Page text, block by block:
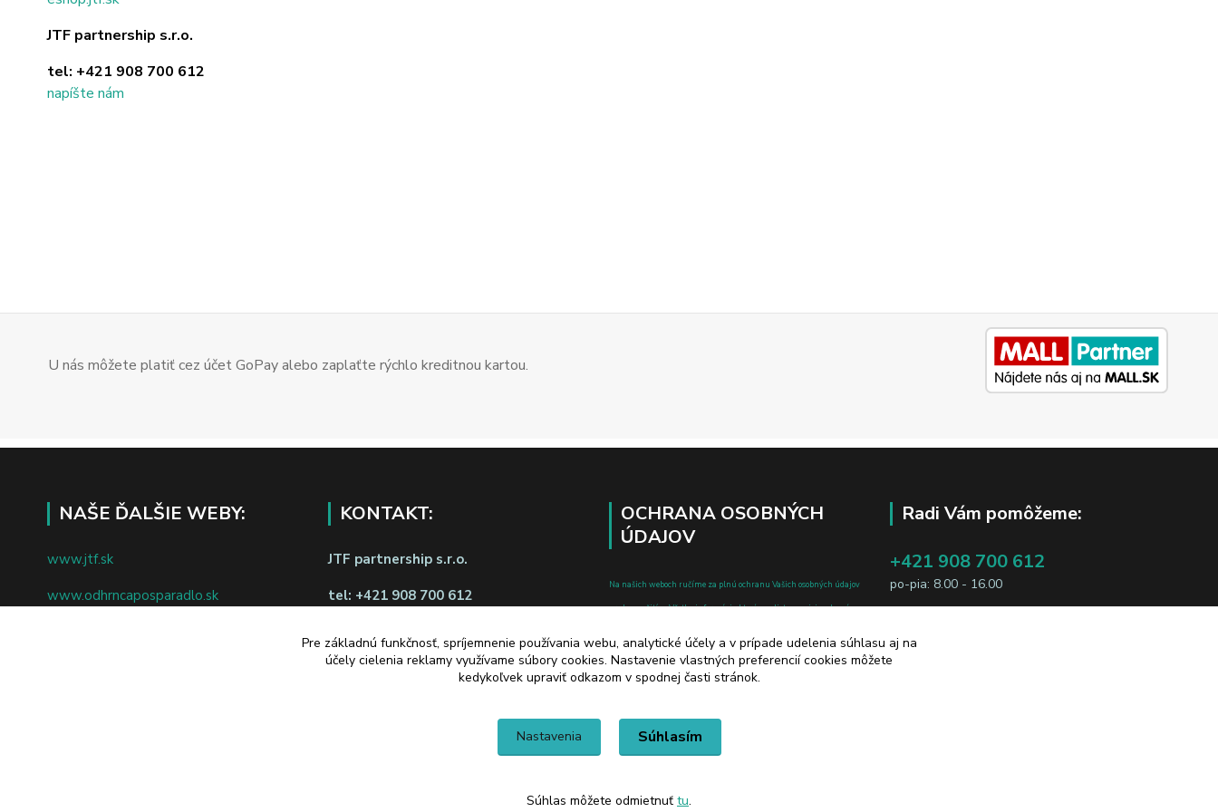
JTF partnership s.r.o.
tel: +421 908 700 612
napíšte nám
U nás môžete platiť cez účet GoPay alebo zaplaťte rýchlo kreditnou kartou.
NAŠE ĎALŠIE WEBY:
www.jtf.sk
www.odhrncaposparadlo.sk
KONTAKT:
JTF partnership s.r.o.
tel: +421 908 700 612
napíšte nám
Odstúpiť od zmluvy tu
OCHRANA OSOBNÝCH
ÚDAJOV
Na našich weboch ručíme za plnú ochranu Vašich osobných údajov
pred zneužitím. Všetky informácie, ktoré uvediete o svojej osobe, sú
a o zmene a doplnení niektorých zákonov.
Radi Vám pomôžeme:
+421 908 700 612
po-pia: 8.00 - 16.00
Pre základnú funkčnosť, spríjemnenie používania webu, analytické účely a v prípade udelenia súhlasu aj na
účely cielenia reklamy využívame súbory cookies. Nastavenie vlastných preferencií cookies môžete
kedykoľvek upraviť odkazom v spodnej časti stránok.
Nastavenia Súhlasím
Súhlas môžete odmietnuť tu.